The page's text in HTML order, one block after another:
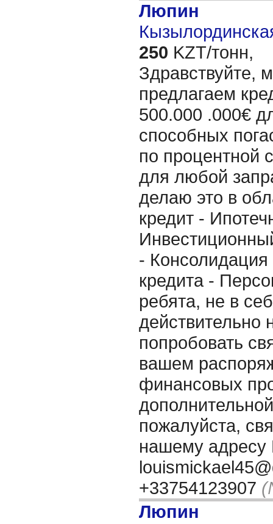
Люпин
250 KZT/тонн,
Здравствуйте,
предлагаем
500.000 .000€
способных
по процентной
для любой
делаю это в
кредит -
-
кредита -
ребята, не в
действительно
попробовать
вашем
финансовых
пожалуйста,
нашему адресу
+33754123907
Люпин